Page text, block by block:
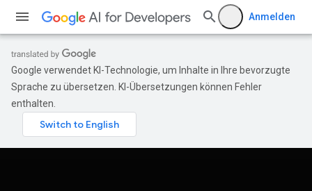
Anmelden
Google verwendet KI-Technologie, um Inhalte in Ihre bevorzugte
Sprache zu übersetzen. KI-Übersetzungen können Fehler
enthalten.